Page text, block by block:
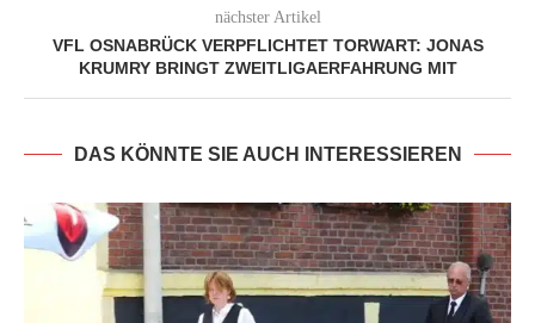
nächster Artikel
VFL OSNABRÜCK VERPFLICHTET TORWART: JONAS
KRUMRY BRINGT ZWEITLIGAERFAHRUNG MIT
DAS KÖNNTE SIE AUCH INTERESSIEREN